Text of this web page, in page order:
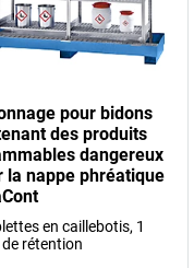
pour bidons
des produits
dangereux
la nappe phréatique
en caillebotis, 1
rétention